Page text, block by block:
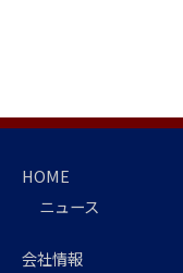
HOME
ニュース
会社情報